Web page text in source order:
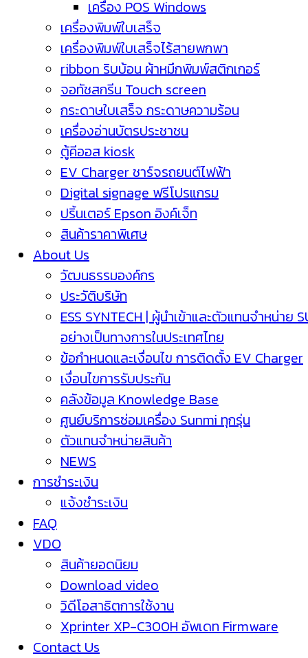
เครื่อง POS Windows
เครื่องพิมพ์ใบเสร็จ
เครื่องพิมพ์ใบเสร็จไร้สายพกพา
ribbon ริบบ้อน ผ้าหมึกพิมพ์สติกเกอร์
จอทัชสกรีน Touch screen
กระดาษใบเสร็จ กระดาษความร้อน
เครื่องอ่านบัตรประชาชน
ตู้คีออส kiosk
EV Charger ชาร์จรถยนต์ไฟฟ้า
Digital signage ฟรีโปรแกรม
ปริ้นเตอร์ Epson อิงค์เจ็ท
สินค้าราคาพิเศษ
About Us
วัฒนธรรมองค์กร
ประวัติบริษัท
ESS SYNTECH | ผู้นำเข้าและตัวแทนจำหน่าย
อย่างเป็นทางการในประเทศไทย
ข้อกำหนดและเงื่อนไข การติดตั้ง EV Charger
เงื่อนไขการรับประกัน
คลังข้อมูล Knowledge Base
ศูนย์บริการซ่อมเครื่อง Sunmi ทุกรุ่น
ตัวแทนจำหน่ายสินค้า
NEWS
การชำระเงิน
แจ้งชำระเงิน
FAQ
VDO
สินค้ายอดนิยม
Download video
วิดีโอสาธิตการใช้งาน
Xprinter XP-C300H อัพเดท Firmware
Contact Us